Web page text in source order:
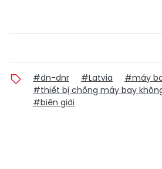
#dn-dnr #Latvia
#máy
#thiết bị chống máy bay
#biên giới